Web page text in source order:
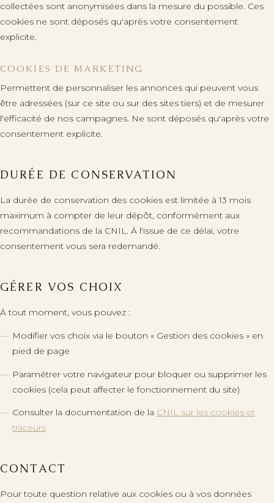
collectées sont anonymisées dans la mesure du possible. Ces
cookies ne sont déposés qu'après votre consentement
explicite.
COOKIES DE MARKETING
Permettent de personnaliser les annonces qui peuvent vous
être adressées (sur ce site ou sur des sites tiers) et de mesurer
l'efficacité de nos campagnes. Ne sont déposés qu'après votre
consentement explicite.
DURÉE DE CONSERVATION
La durée de conservation des cookies est limitée à 13 mois
maximum à compter de leur dépôt, conformément aux
recommandations de la CNIL. À l'issue de ce délai, votre
consentement vous sera redemandé.
GÉRER VOS CHOIX
À tout moment, vous pouvez :
Modifier vos choix via le bouton « Gestion des cookies » en
pied de page
Paramétrer votre navigateur pour bloquer ou supprimer les
cookies (cela peut affecter le fonctionnement du site)
Consulter la documentation de la CNIL sur les cookies et
traceurs
CONTACT
Pour toute question relative aux cookies ou à vos données